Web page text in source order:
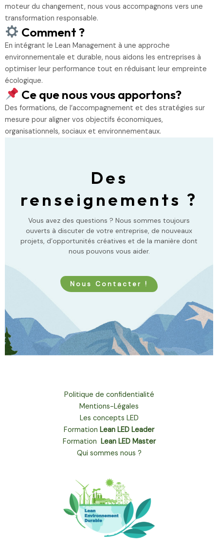
moteur du changement, nous vous accompagnons vers une
transformation responsable.
Comment ?
En intégrant le Lean Management à une approche
environnementale et durable, nous aidons les entreprises à
optimiser leur performance tout en réduisant leur empreinte
écologique.
Ce que nous vous apportons?
Des formations, de l’accompagnement et des stratégies sur
mesure pour aligner vos objectifs économiques,
organisationnels, sociaux et environnementaux.
Des
renseignements ?
Vous avez des questions ? Nous sommes toujours
ouverts à discuter de votre entreprise, de nouveaux
projets, d’opportunités créatives et de la manière dont
nous pouvons vous aider.
Nous Contacter !
Politique de confidentialité
Mentions-Légales
Les concepts LED
Formation Lean LED Leader
Formation Lean LED Master
Qui sommes nous ?